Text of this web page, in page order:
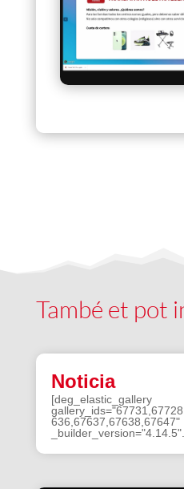
També et pot
Noticia
[deg_elastic_gallery
636,67637,67638,67647"